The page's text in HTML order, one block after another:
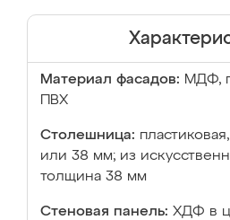
Материал фасадов: МДФ,
ПВХ
Столешница:
или 38 мм; из
толщина 38 мм
Стеновая панель: ХДФ в